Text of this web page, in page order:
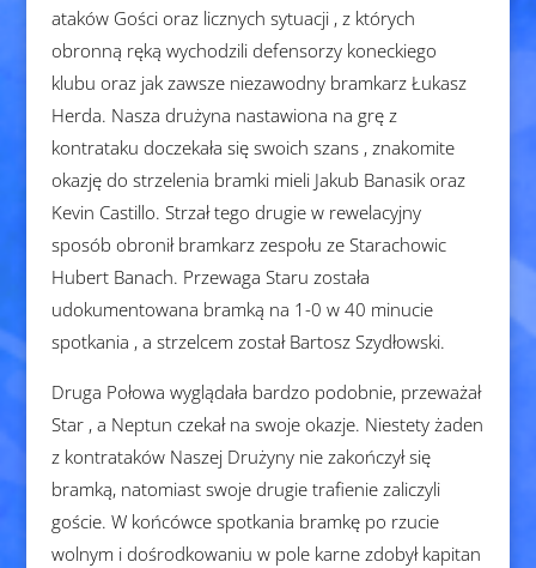
ataków Gości oraz licznych sytuacji , z których
obronną ręką wychodzili defensorzy koneckiego
klubu oraz jak zawsze niezawodny bramkarz Łukasz
Herda. Nasza drużyna nastawiona na grę z
kontrataku doczekała się swoich szans , znakomite
okazję do strzelenia bramki mieli Jakub Banasik oraz
Kevin Castillo. Strzał tego drugie w rewelacyjny
sposób obronił bramkarz zespołu ze Starachowic
Hubert Banach. Przewaga Staru została
udokumentowana bramką na 1-0 w 40 minucie
spotkania , a strzelcem został Bartosz Szydłowski.
Druga Połowa wyglądała bardzo podobnie, przeważał
Star , a Neptun czekał na swoje okazje. Niestety żaden
z kontrataków Naszej Drużyny nie zakończył się
bramką, natomiast swoje drugie trafienie zaliczyli
goście. W końcówce spotkania bramkę po rzucie
wolnym i dośrodkowaniu w pole karne zdobył kapitan